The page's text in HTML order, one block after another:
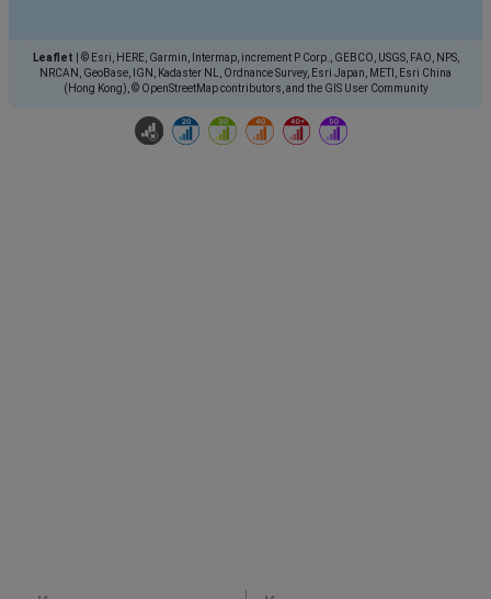
Leaflet
© Esri, HERE, Garmin, Intermap, increment P Corp., GEBCO, USGS, FAO, NPS,
NRCAN, GeoBase, IGN, Kadaster NL, Ordnance Survey, Esri Japan, METI, Esri China
(Hong Kong), © OpenStreetMap contributors, and the GIS User Community